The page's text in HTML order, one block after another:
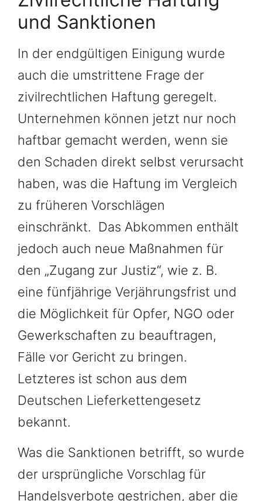
und Sanktionen
In der endgültigen Einigung wurde
auch die umstrittene Frage der
zivilrechtlichen Haftung geregelt.
Unternehmen können jetzt nur noch
haftbar gemacht werden, wenn sie
den Schaden direkt selbst verursacht
haben, was die Haftung im Vergleich
zu früheren Vorschlägen
einschränkt. Das Abkommen enthält
jedoch auch neue Maßnahmen für
den „Zugang zur Justiz“, wie z. B.
eine fünfjährige Verjährungsfrist und
die Möglichkeit für Opfer, NGO oder
Gewerkschaften zu beauftragen,
Fälle vor Gericht zu bringen.
Letzteres ist schon aus dem
Deutschen Lieferkettengesetz
bekannt.
Was die Sanktionen betrifft, so wurde
der ursprüngliche Vorschlag für
Handelsverbote gestrichen, aber die